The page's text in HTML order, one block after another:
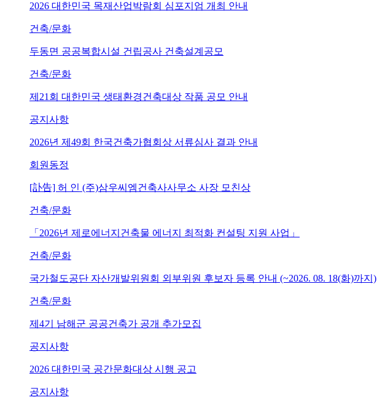
2026 대한민국 목재산업박람회 심포지엄 개최 안내
건축/문화
두동면 공공복합시설 건립공사 건축설계공모
건축/문화
제21회 대한민국 생태환경건축대상 작품 공모 안내
공지사항
2026년 제49회 한국건축가협회상 서류심사 결과 안내
회원동정
[訃告] 허 인 (주)삼우씨엠건축사사무소 사장 모친상
건축/문화
「2026년 제로에너지건축물 에너지 최적화 컨설팅 지원 사업」
건축/문화
국가철도공단 자산개발위원회 외부위원 후보자 등록 안내 (~2026. 08. 18(화)까지)
건축/문화
제4기 남해군 공공건축가 공개 추가모집
공지사항
2026 대한민국 공간문화대상 시행 공고
공지사항